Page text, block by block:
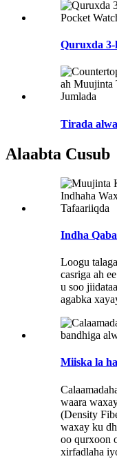
Quruxda
Tirada
Alaabta Cusub
Indha
Loogu
casriga ah
u soo
agabka
Miiska la
waara
(Density
waxay ku
oo qurxoon
xirfadlaha